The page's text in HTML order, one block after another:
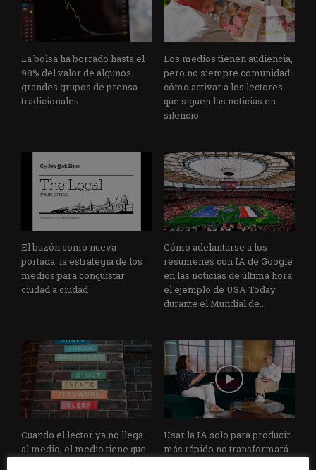
La bolsa ha borrado hasta el
98% del valor de algunos
grandes grupos de prensa
tradicionales
Los medios tienen audiencia,
pero no siempre comunidad:
cómo activar a los lectores
que siguen las noticias en
silencio
El buzón como nueva
portada: la estrategia de los
medios para conquistar
ciudad a ciudad
Cómo adelantarse a los
resúmenes con IA de Google
en las noticias de última hora:
el ejemplo de USA Today
durante el Mundial de...
Cuando el lector ya no llega
al medio, el medio tiene que
Usar la IA solo para producir
más rápido no transformará